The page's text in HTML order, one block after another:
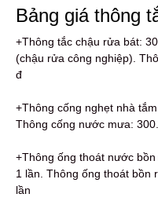
Bảng giá thông
+Thông tắc chậu rửa bát:
(chậu rửa công nghiệp).
đ
+Thông cống nghẹt nhà
Thông cống nước mưa:
+Thông ống thoát nước
1 lần. Thông ống thoát bồn
lần